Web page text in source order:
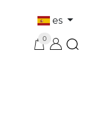
es
0